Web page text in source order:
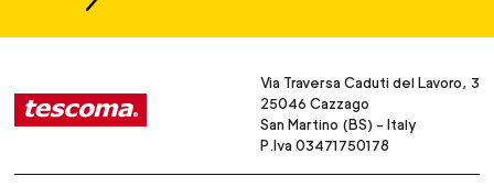
Via Traversa Caduti del Lavoro, 3
25046 Cazzago
San Martino (BS) - Italy
P.Iva 03471750178